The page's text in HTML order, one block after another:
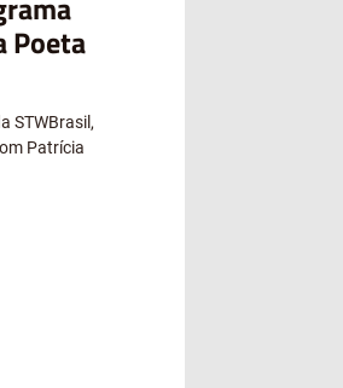
Poeta
STWBrasil,
Patrícia